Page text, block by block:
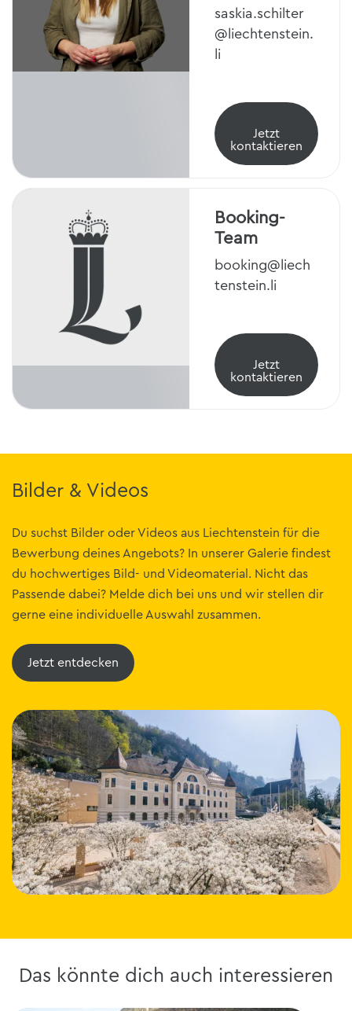
saskia.schilter
@liechtenstein.
li
Jetzt
kontaktieren
Booking-
Team
booking@liech
tenstein.li
Jetzt
kontaktieren
Bilder & Videos
Du suchst Bilder oder Videos aus Liechtenstein für die
Bewerbung deines Angebots? In unserer Galerie findest
du hochwertiges Bild- und Videomaterial. Nicht das
Passende dabei? Melde dich bei uns und wir stellen dir
gerne eine individuelle Auswahl zusammen.
Jetzt entdecken
Das könnte dich auch interessieren